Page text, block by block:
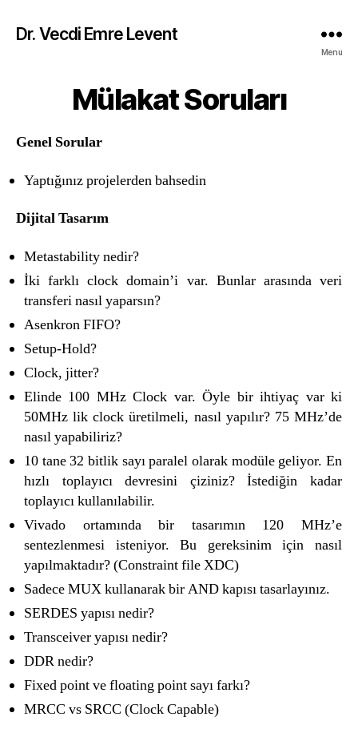
Dr. Vecdi Emre Levent
Menu
Mülakat Soruları
Genel Sorular
Yaptığınız projelerden bahsedin
Dijital Tasarım
Metastability nedir?
İki farklı clock domain’i var. Bunlar arasında veri
transferi nasıl yaparsın?
Asenkron FIFO?
Setup-Hold?
Clock, jitter?
Elinde 100 MHz Clock var. Öyle bir ihtiyaç var ki
50MHz lik clock üretilmeli, nasıl yapılır? 75 MHz’de
nasıl yapabiliriz?
10 tane 32 bitlik sayı paralel olarak modüle geliyor. En
hızlı toplayıcı devresini çiziniz? İstediğin kadar
toplayıcı kullanılabilir.
Vivado ortamında bir tasarımın 120 MHz’e
sentezlenmesi isteniyor. Bu gereksinim için nasıl
yapılmaktadır? (Constraint file XDC)
Sadece MUX kullanarak bir AND kapısı tasarlayınız.
SERDES yapısı nedir?
Transceiver yapısı nedir?
DDR nedir?
Fixed point ve floating point sayı farkı?
MRCC vs SRCC (Clock Capable)